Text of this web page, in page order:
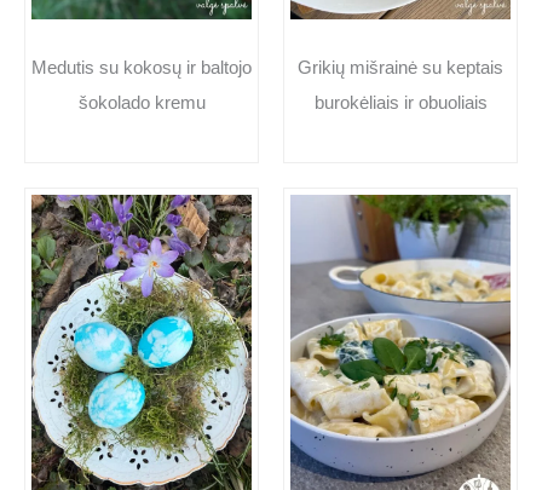
Medutis su kokosų ir baltojo
šokolado kremu
Grikių mišrainė su keptais
burokėliais ir obuoliais